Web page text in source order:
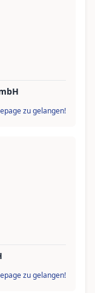
zu gelangen!
zu gelangen!